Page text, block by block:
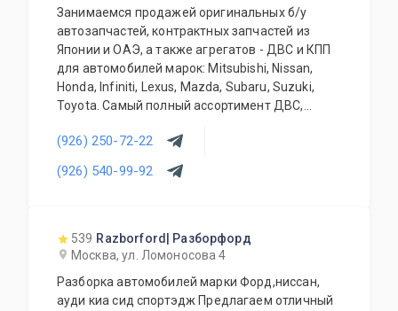
диагностика. Возможность установки
дополнительного оборудования. Выполняется
слесарный ремонт, все основные виды.
Качественная продукция для ТО.
Оборудованные мастерские и ремонтный цех.
Консультации наших специалистов.
гарантия качества на продукцию и весь
Конкурентоспособные цены. Система скидок.
Занимаемся продажей оригинальных б/у
автозапчастей, контрактных запчастей из
Японии и ОАЭ, а также агрегатов - ДВС и КПП
для автомобилей марок: Mitsubishi, Nissan,
Honda, Infiniti, Lexus, Mazda, Subaru, Suzuki,
Toyota. Самый полный ассортимент ДВС,
прочего. Предоставляется гарантия качества
на всю продукцию. Приемлемые цены и
система скидок для постоянных и оптовых
(926) 250-72-22
(926) 540-99-92
539 Razborford| Разборфорд
Москва, ул. Ломоносова 4
Разборка автомобилей марки Форд,ниссан,
ауди киа сид спортэдж Предлагаем отличный